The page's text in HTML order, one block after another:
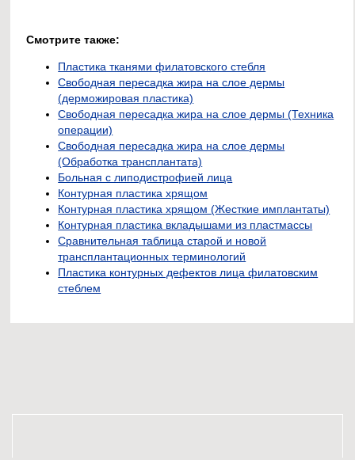
Смотрите также:
Пластика тканями филатовского стебля
Свободная пересадка жира на слое дермы
(дерможировая пластика)
Свободная пересадка жира на слое дермы (Техника
операции)
Свободная пересадка жира на слое дермы
(Обработка трансплантата)
Больная с липодистрофией лица
Контурная пластика хрящом
Контурная пластика хрящом (Жесткие имплантаты)
Контурная пластика вкладышами из пластмассы
Сравнительная таблица старой и новой
трансплантационных терминологий
Пластика контурных дефектов лица филатовским
стеблем